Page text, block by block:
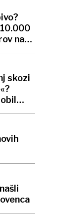
na
skozi